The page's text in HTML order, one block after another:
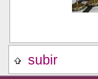
subir